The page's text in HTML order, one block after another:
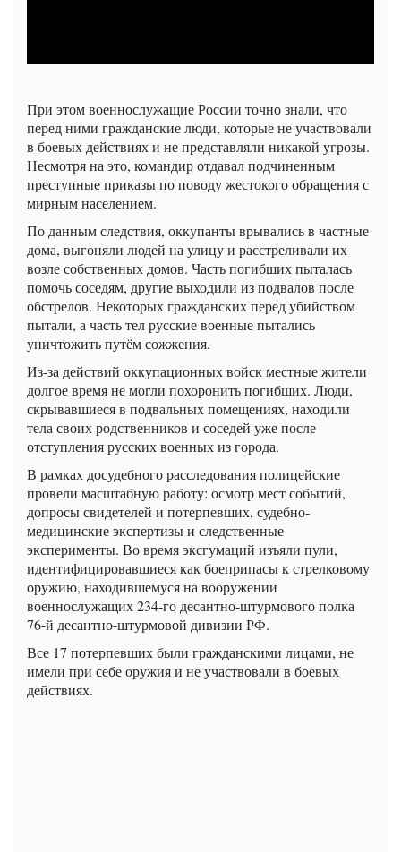
При этом военнослужащие России точно знали, что
перед ними гражданские люди, которые не участвовали
в боевых действиях и не представляли никакой угрозы.
Несмотря на это, командир отдавал подчиненным
преступные приказы по поводу жестокого обращения с
мирным населением.
По данным следствия, оккупанты врывались в частные
дома, выгоняли людей на улицу и расстреливали их
возле собственных домов. Часть погибших пыталась
помочь соседям, другие выходили из подвалов после
обстрелов. Некоторых гражданских перед убийством
пытали, а часть тел русские военные пытались
уничтожить путём сожжения.
Из-за действий оккупационных войск местные жители
долгое время не могли похоронить погибших. Люди,
скрывавшиеся в подвальных помещениях, находили
тела своих родственников и соседей уже после
отступления русских военных из города.
В рамках досудебного расследования полицейские
провели масштабную работу: осмотр мест событий,
допросы свидетелей и потерпевших, судебно-
медицинские экспертизы и следственные
эксперименты. Во время эксгумаций изъяли пули,
идентифицировавшиеся как боеприпасы к стрелковому
оружию, находившемуся на вооружении
военнослужащих 234-го десантно-штурмового полка
76-й десантно-штурмовой дивизии РФ.
Все 17 потерпевших были гражданскими лицами, не
имели при себе оружия и не участвовали в боевых
действиях.